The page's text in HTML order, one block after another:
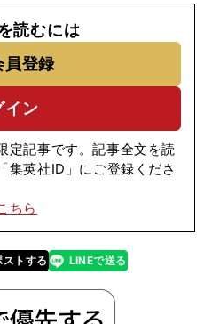
読むには
員登録
イン
定記事です。記事全文を読
集英社ID」にご登録くださ
ちら
トする
line LINEで送る